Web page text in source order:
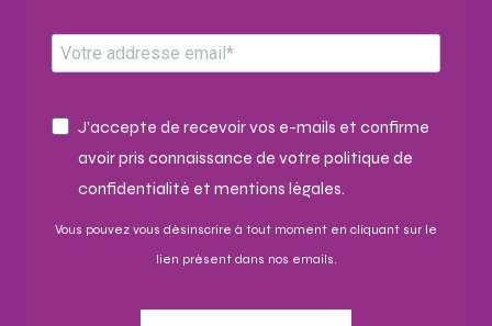
J'accepte de recevoir vos e-mails et confirme
avoir pris connaissance de votre politique de
confidentialité et mentions légales.
Vous pouvez vous désinscrire à tout moment en cliquant sur le
lien présent dans nos emails.